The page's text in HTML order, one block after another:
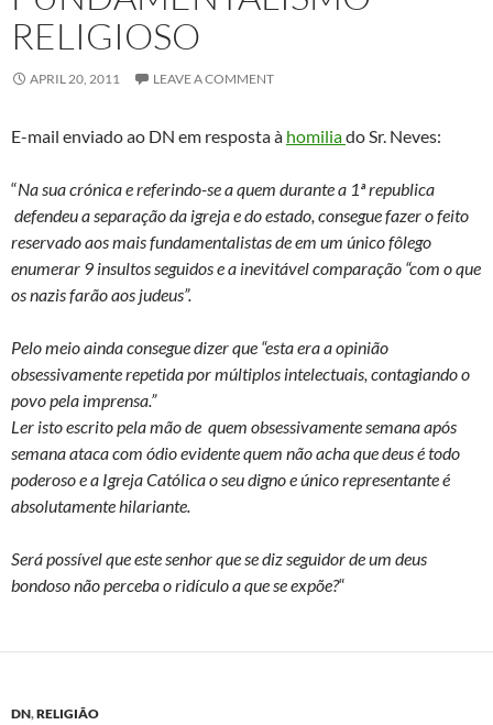
RELIGIOSO
APRIL 20, 2011 LEAVE A COMMENT
E-mail enviado ao DN em resposta à homiliado Sr. Neves:
“Na sua crónica e referindo-se a quem durante a 1ª republica
defendeu a separação da igreja e do estado, consegue fazer o feito
reservado aos mais fundamentalistas de em um único fôlego
enumerar 9 insultos seguidos e a inevitável comparação “com o que
os nazis farão aos judeus”.
Pelo meio ainda consegue dizer que “esta era a opinião
obsessivamente repetida por múltiplos intelectuais, contagiando o
povo pela imprensa.”
Ler isto escrito pela mão de quem obsessivamente semana após
semana ataca com ódio evidente quem não acha que deus é todo
poderoso e a Igreja Católica o seu digno e único representante é
absolutamente hilariante.
Será possível que este senhor que se diz seguidor de um deus
bondoso não perceba o ridículo a que se expõe?“
DN,RELIGIÃO